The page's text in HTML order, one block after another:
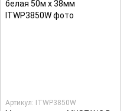
Артикул: ITWP3850W